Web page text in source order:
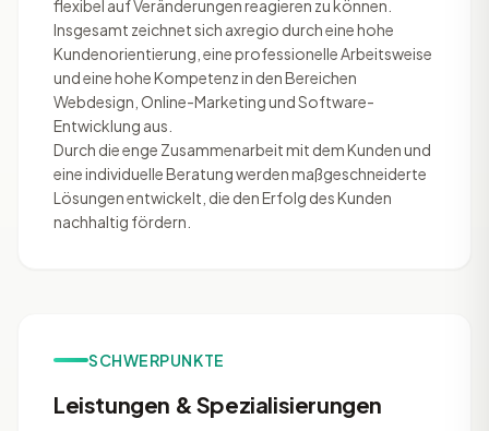
flexibel auf Veränderungen reagieren zu können.
Insgesamt zeichnet sich axregio durch eine hohe
Kundenorientierung, eine professionelle Arbeitsweise
und eine hohe Kompetenz in den Bereichen
Webdesign, Online-Marketing und Software-
Entwicklung aus.
Durch die enge Zusammenarbeit mit dem Kunden und
eine individuelle Beratung werden maßgeschneiderte
Lösungen entwickelt, die den Erfolg des Kunden
nachhaltig fördern.
SCHWERPUNKTE
Leistungen & Spezialisierungen